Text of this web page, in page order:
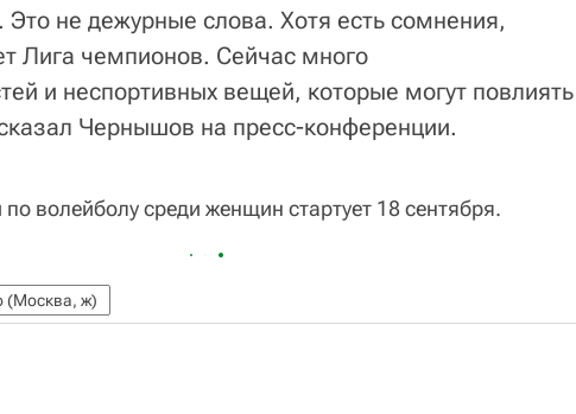
Это не дежурные слова. Хотя есть сомнения,
Лига чемпионов. Сейчас много
и неспортивных вещей, которые могут повлиять
Чернышов на пресс-конференции.
волейболу среди женщин стартует 18 сентября.
(Москва, ж)